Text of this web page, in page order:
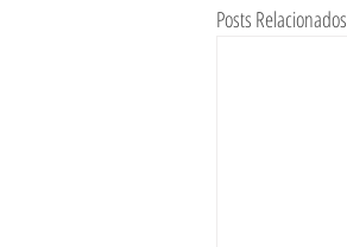
Posts Relacionados